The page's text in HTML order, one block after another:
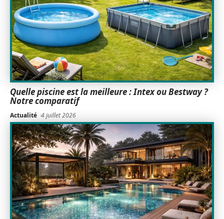
Quelle piscine est la meilleure : Intex ou Bestway ?
Notre comparatif
Actualité 4 juillet 2026